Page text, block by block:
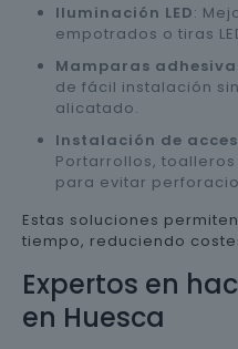
Iluminación LED:
empotrados o tiras
Mamparas
de fácil instalación
alicatado.
Instalación de
Portarrollos,
para evitar
Estas soluciones
tiempo, reduciendo
Expertos en
en Huesca